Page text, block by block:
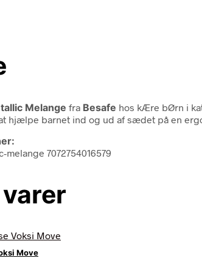
Melange fra Besafe hos kÆre bØrn i
hjælpe barnet ind og ud af sædet på en
7072754016579
Move